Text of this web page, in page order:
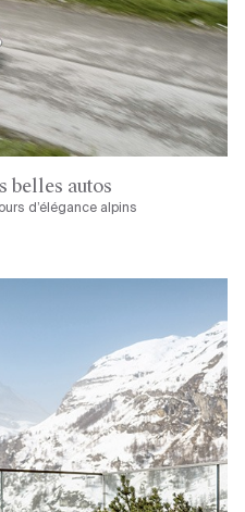
belles autos
d’élégance alpins